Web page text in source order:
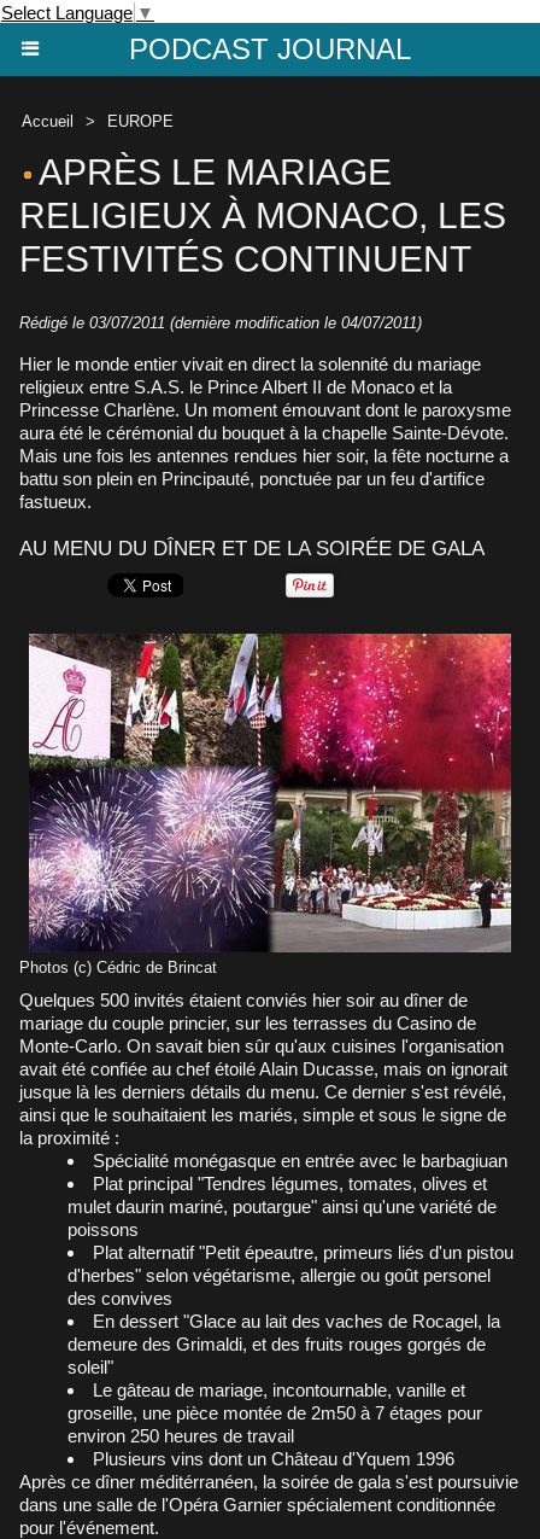
Select Language ▼
PODCAST JOURNAL
Accueil > EUROPE
APRÈS LE MARIAGE
RELIGIEUX À MONACO, LES
FESTIVITÉS CONTINUENT
Rédigé le 03/07/2011 (dernière modification le 04/07/2011)
Hier le monde entier vivait en direct la solennité du mariage
religieux entre S.A.S. le Prince Albert II de Monaco et la
Princesse Charlène. Un moment émouvant dont le paroxysme
aura été le cérémonial du bouquet à la chapelle Sainte-Dévote.
Mais une fois les antennes rendues hier soir, la fête nocturne a
battu son plein en Principauté, ponctuée par un feu d'artifice
fastueux.
AU MENU DU DÎNER ET DE LA SOIRÉE DE GALA
Photos (c) Cédric de Brincat
Quelques 500 invités étaient conviés hier soir au dîner de
mariage du couple princier, sur les terrasses du Casino de
Monte-Carlo. On savait bien sûr qu'aux cuisines l'organisation
avait été confiée au chef étoilé Alain Ducasse, mais on ignorait
jusque là les derniers détails du menu. Ce dernier s'est révélé,
ainsi que le souhaitaient les mariés, simple et sous le signe de
la proximité :
Spécialité monégasque en entrée avec le barbagiuan
Plat principal "Tendres légumes, tomates, olives et
mulet daurin mariné, poutargue" ainsi qu'une variété de
poissons
Plat alternatif "Petit épeautre, primeurs liés d'un pistou
d'herbes" selon végétarisme, allergie ou goût personel
des convives
En dessert "Glace au lait des vaches de Rocagel, la
demeure des Grimaldi, et des fruits rouges gorgés de
soleil"
Le gâteau de mariage, incontournable, vanille et
groseille, une pièce montée de 2m50 à 7 étages pour
environ 250 heures de travail
Plusieurs vins dont un Château d'Yquem 1996
Après ce dîner méditérranéen, la soirée de gala s'est poursuivie
dans une salle de l'Opéra Garnier spécialement conditionnée
pour l'événement.